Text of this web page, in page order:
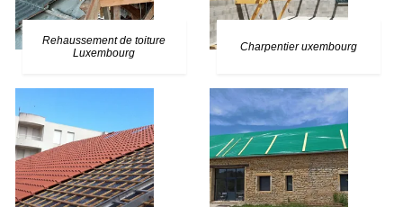
Rehaussement de toiture
Luxembourg
Charpentier uxembourg